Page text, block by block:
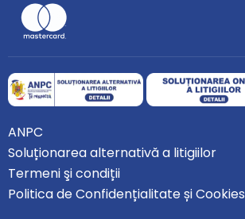
ANPC
Soluționarea alternativă a litigiilor
Termeni şi condiții
Politica de Confidențialitate și Cookies